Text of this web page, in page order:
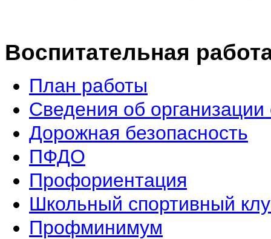
Воспитательная
План работы
Сведения об
Дорожная безопасность
ПФДО
Профориентация
Школьный спортивный
Профминимум